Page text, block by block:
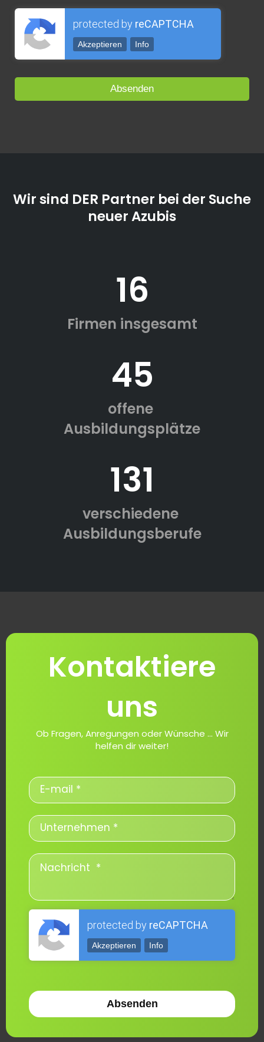
protected by reCAPTCHA
Akzeptieren Info
Wir sind DER Partner bei der Suche
neuer Azubis
16
Firmen insgesamt
45
offene
Ausbildungsplätze
131
verschiedene
Ausbildungsberufe
Kontaktiere
uns
Ob Fragen, Anregungen oder Wünsche ... Wir
helfen dir weiter!
protected by reCAPTCHA
Akzeptieren Info